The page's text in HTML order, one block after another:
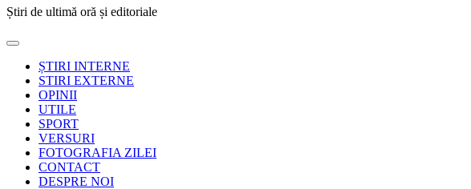
Știri de ultimă oră și editoriale
ȘTIRI INTERNE
STIRI EXTERNE
OPINII
UTILE
SPORT
VERSURI
FOTOGRAFIA ZILEI
CONTACT
DESPRE NOI